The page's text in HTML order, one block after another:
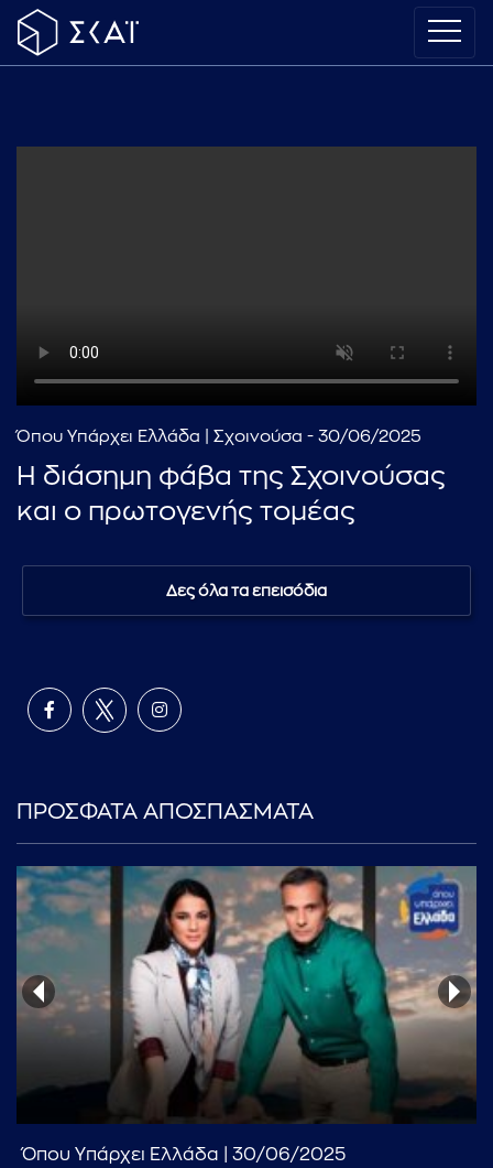
...πληκτρολογήστε κείμενο προς αναζήτηση
Όπου Υπάρχει Ελλάδα | Σχοινούσα - 30/06/2025
Η διάσημη φάβα της Σχοινούσας
και ο πρωτογενής τομέας
Δες όλα τα επεισόδια
ΠΡΟΣΦΑΤΑ ΑΠΟΣΠΑΣΜΑΤΑ
Όπου Υπάρχει Ελλάδα | 30/06/2025